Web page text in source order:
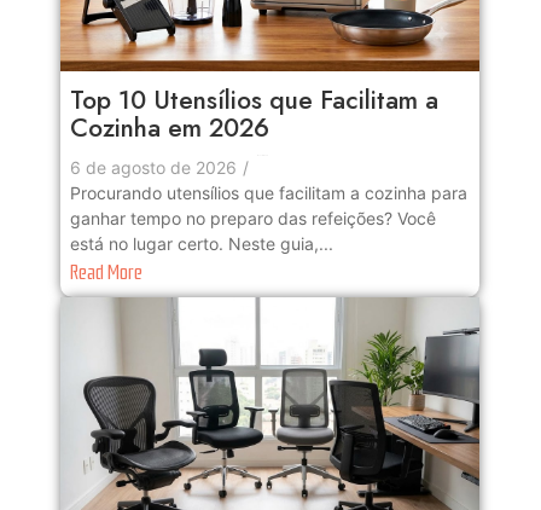
Top 10 Utensílios que Facilitam a
Cozinha em 2026
6 de agosto de 2026 /
Procurando utensílios que facilitam a cozinha para
ganhar tempo no preparo das refeições? Você
está no lugar certo. Neste guia,...
Read More